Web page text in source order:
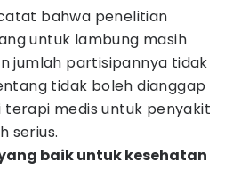
bahwa penelitian
untuk lambung masih
jumlah partisipannya tidak
tidak boleh dianggap
medis untuk penyakit
serius.
baik untuk kesehatan